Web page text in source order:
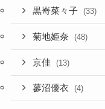
黒嵜菜々子 (33)
菊地姫奈 (48)
京佳 (13)
蓼沼優衣 (4)